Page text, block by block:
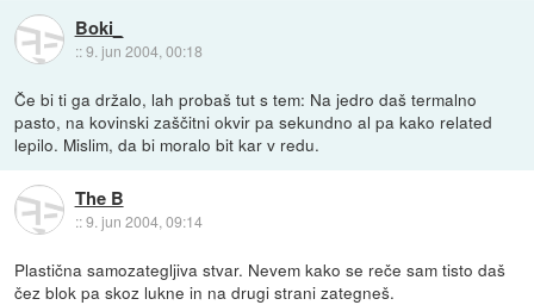
Boki_
::9. jun 2004, 00:18
Če bi ti ga držalo, lah probaš tut s tem: Na jedro daš termalno
pasto, na kovinski zaščitni okvir pa sekundno al pa kako related
lepilo. Mislim, da bi moralo bit kar v redu.
The B
::9. jun 2004, 09:14
Plastična samozategljiva stvar. Nevem kako se reče sam tisto daš
čez blok pa skoz lukne in na drugi strani zategneš.